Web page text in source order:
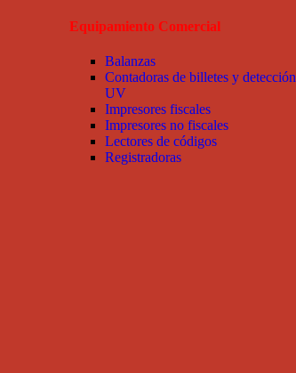
Equipamiento Comercial
Balanzas
Contadoras de billetes y detección
UV
Impresores fiscales
Impresores no fiscales
Lectores de códigos
Registradoras